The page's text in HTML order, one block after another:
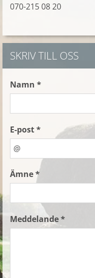
070-215 08 20
SKRIV TILL OSS
Namn *
E-post *
Ämne *
Meddelande *